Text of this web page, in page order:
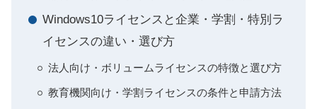
Windows10ライセンスと企業・学割・特別ラ
イセンスの違い・選び方
法人向け・ボリュームライセンスの特徴と選び方
教育機関向け・学割ライセンスの条件と申請方法